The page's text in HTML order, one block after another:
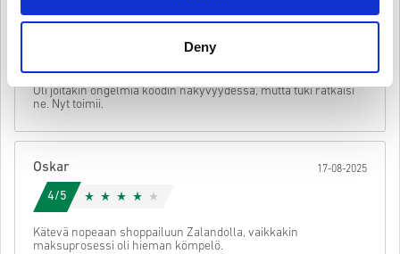
Deny
Katso nopea opas yllä tai seuraa alla olevia vaiheita 👇
• Valitse tuote
• Syötä sähköpostiosoitteesi
Tämän jälkeen saat sähköpostin, jossa on turvallinen linkki koodisi
käyttöön.
Voit saada useita koodeja joillekin tuotteille.
Peruuta
Håkon
Oli joitakin ongelmia koodin näkyvyydessä, mutta tuki ratkaisi
ne. Nyt toimii.
Oskar 17-08-2025
4/5
Kätevä nopeaan shoppailuun Zalandolla, vaikkakin
maksuprosessi oli hieman kömpelö.